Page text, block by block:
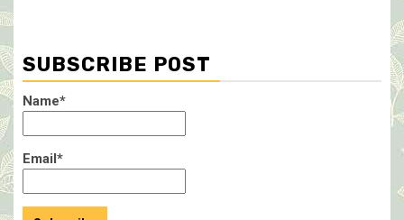
SUBSCRIBE POST
Name*
Email*